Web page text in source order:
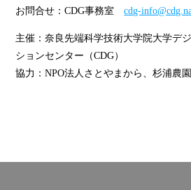
お問合せ：CDG事務室cdg-
主催：奈良先端科学技術大学院大学デ
ションセンター（CDG）
協力：NPO法人さとやまから、杉浦農園